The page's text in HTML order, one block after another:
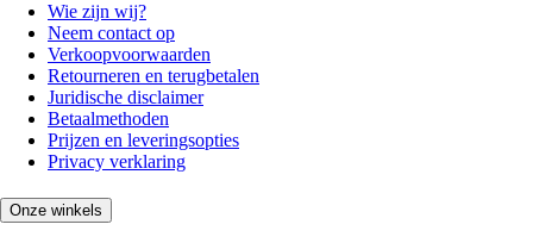
Wie zijn wij?
Neem contact op
Verkoopvoorwaarden
Retourneren en terugbetalen
Juridische disclaimer
Betaalmethoden
Prijzen en leveringsopties
Privacy verklaring
Onze winkels